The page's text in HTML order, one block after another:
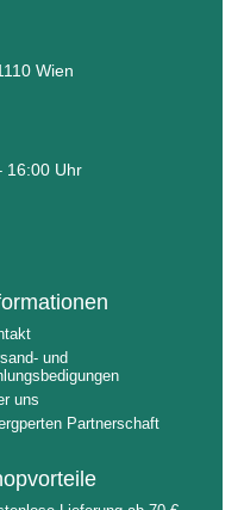
Wien
16:00 Uhr
und
uns
Partnerschaft